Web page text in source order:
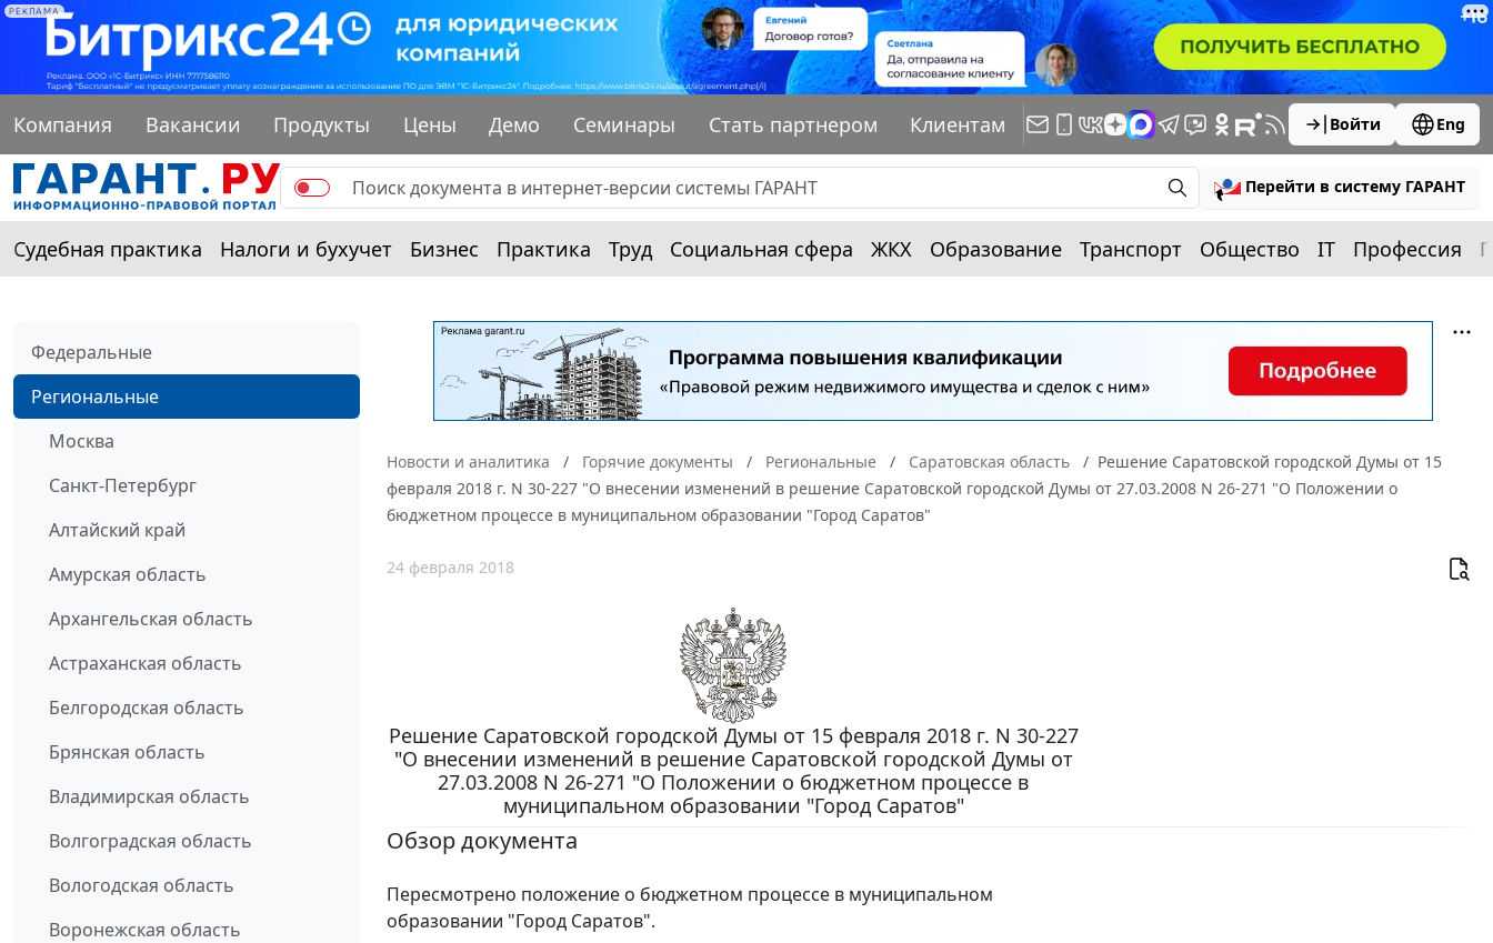
РЕКЛАМА
Компания Вакансии Продукты Цены Демо Семинары Стать партнером Клиентам Войти Eng
Перейти в систему ГАРАНТ
Судебная практика Налоги и бухучет Бизнес Практика Труд Социальная сфера ЖКХ Образование Транспорт Общество IT Профессия
Федеральные
Региональные
Москва
Санкт-Петербург
Алтайский край
Амурская область
Архангельская область
Астраханская область
Белгородская область
Брянская область
Владимирская область
Волгоградская область
Вологодская область
Воронежская область
Новости и аналитика Горячие документы Региональные Саратовская область
Решение Саратовской городской Думы от 15
февраля 2018 г. N 30-227 "О внесении изменений в решение Саратовской городской Думы от 27.03.2008 N 26-271 "О Положении о
бюджетном процессе в муниципальном образовании "Город Саратов"
24 февраля 2018
Решение Саратовской городской Думы от 15 февраля 2018 г. N 30-227
"О внесении изменений в решение Саратовской городской Думы от
27.03.2008 N 26-271 "О Положении о бюджетном процессе в
муниципальном образовании "Город Саратов"
Обзор документа
Пересмотрено положение о бюджетном процессе в муниципальном
образовании "Город Саратов".